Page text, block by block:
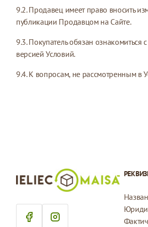
9.2. Продавец имеет право вносить
публикации Продавцом на Сайте.
9.3. Покупатель обязан
версией Условий.
9.4. К вопросам, не рассмотренным в